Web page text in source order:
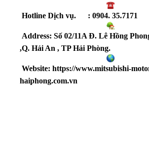
Hotline Dịch vụ. : 0904. 35.7171
Address: Số 02/11A Đ. Lê Hồng
,Q. Hải An , TP Hải Phòng.
Website: https://www.mitsubishi-
haiphong.com.vn